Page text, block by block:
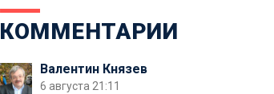
КОММЕНТАРИИ
Валентин Князев
6 августа 21:11